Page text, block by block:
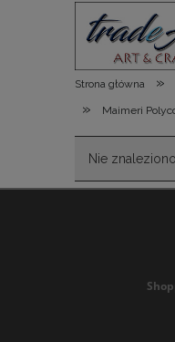
Strona główna »
» Maimeri
Nie